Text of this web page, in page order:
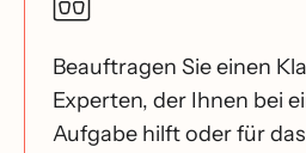
Beauftragen Sie einen
Experten, der Ihnen bei
Aufgabe hilft oder für